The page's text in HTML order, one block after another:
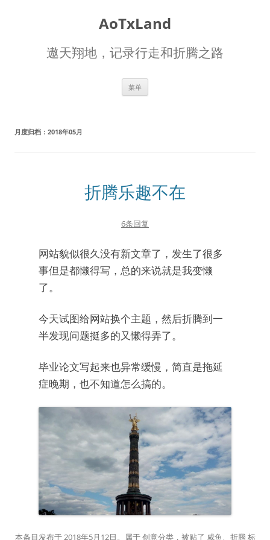
AoTxLand
遨天翔地，记录行走和折腾之路
菜单
月度归档： 2018年05月
折腾乐趣不在
6条回复
网站貌似很久没有新文章了，发生了很多
事但是都懒得写，总的来说就是我变懒
了。
今天试图给网站换个主题，然后折腾到一
半发现问题挺多的又懒得弄了。
毕业论文写起来也异常缓慢，简直是拖延
症晚期，也不知道怎么搞的。
本条目发布于2018年5月12日。属于创意分类，被贴了 咸鱼、 折腾标